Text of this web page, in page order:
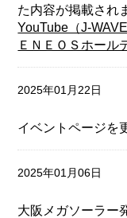
た内容が掲載され
YouTube（J-
ＥＮＥＯＳホール
2025年01月22日
イベントページを
2025年01月06日
大阪メガソーラー